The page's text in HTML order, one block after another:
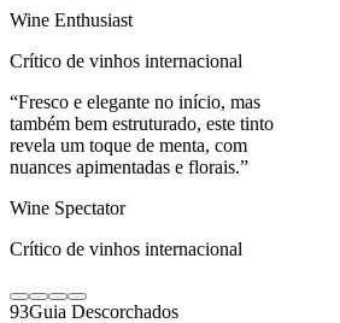
Wine Enthusiast
Crítico de vinhos internacional
“Fresco e elegante no início, mas
também bem estruturado, este tinto
revela um toque de menta, com
nuances apimentadas e florais.”
Wine Spectator
Crítico de vinhos internacional
93Guia Descorchados